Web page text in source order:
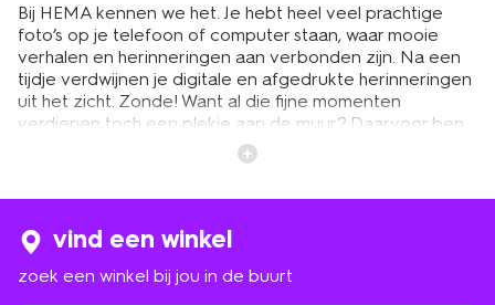
Bij HEMA kennen we het. Je hebt heel veel prachtige
foto’s op je telefoon of computer staan, waar mooie
verhalen en herinneringen aan verbonden zijn. Na een
tijdje verdwijnen je digitale en afgedrukte herinneringen
uit het zicht. Zonde! Want al die fijne momenten
verdienen toch een plekje aan de muur? Daarvoor ben
je bij HEMA aan het juiste adres. Je hebt ruime keuze uit
leuke fotolijstjes in verschillende kleuren en maten. Van
Denk nog eens terug aan die fijne vakantie, de eerste
jaren van je kind of aan een speciaal moment met je
beste vriend. Deze momenten verdienen het om
vind een winkel
zoek een winkel bij jou in de buurt